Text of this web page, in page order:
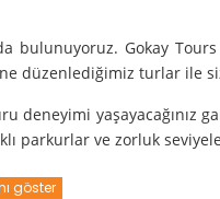
bulunuyoruz. Gokay
düzenlediğimiz turlar ile
yaşayacağınız
parkurlar ve zorluk